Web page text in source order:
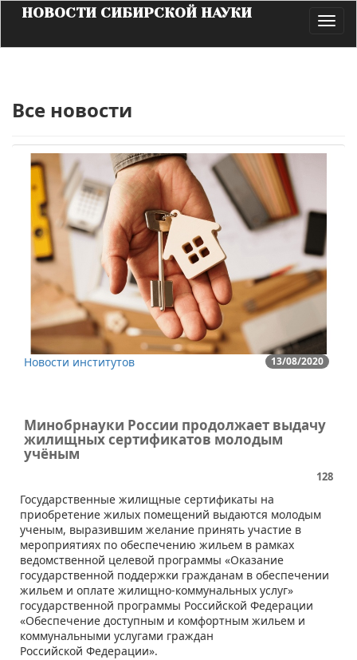
НОВОСТИ СИБИРСКОЙ НАУКИ
Все новости
13/08/2020
Новости институтов
Минобрнауки России продолжает выдачу
жилищных сертификатов молодым
учёным
128
​Государственные жилищные сертификаты на
приобретение жилых помещений выдаются молодым
ученым, выразившим желание принять участие в
мероприятиях по обеспечению жильем в рамках
ведомственной целевой программы «Оказание
государственной поддержки гражданам в обеспечении
жильем и оплате жилищно-коммунальных услуг»
государственной программы Российской Федерации
«Обеспечение доступным и комфортным жильем и
коммунальными услугами граждан
Российской Федерации».